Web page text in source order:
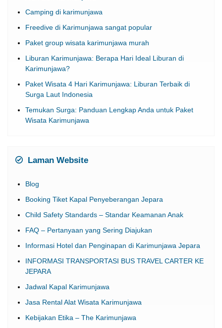
Camping di karimunjawa
Freedive di Karimunjawa sangat popular
Paket group wisata karimunjawa murah
Liburan Karimunjawa: Berapa Hari Ideal Liburan di
Karimunjawa?
Paket Wisata 4 Hari Karimunjawa: Liburan Terbaik di
Surga Laut Indonesia
Temukan Surga: Panduan Lengkap Anda untuk Paket
Wisata Karimunjawa
Laman Website
Blog
Booking Tiket Kapal Penyeberangan Jepara
Child Safety Standards – Standar Keamanan Anak
FAQ – Pertanyaan yang Sering Diajukan
Informasi Hotel dan Penginapan di Karimunjawa Jepara
INFORMASI TRANSPORTASI BUS TRAVEL CARTER KE
JEPARA
Jadwal Kapal Karimunjawa
Jasa Rental Alat Wisata Karimunjawa
Kebijakan Etika – The Karimunjawa